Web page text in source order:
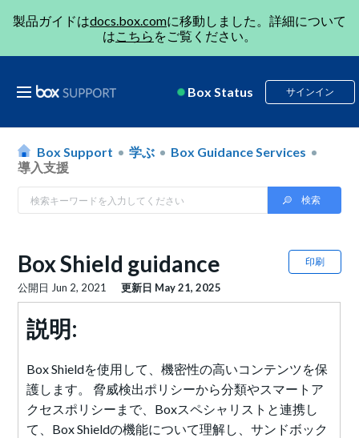
製品ガイドはdocs.box.comに移動しました。詳細について
はこちら をご覧ください。
Box Status サインイン
Box Support 学ぶ
Box Guidance Services
導入支援
印刷
Box Shield guidance
公開日 Jun 2, 2021 更新日 May 21, 2025
説明:
Box Shieldを使用して、機密性の高いコンテンツを保
護します。 脅威検出ポリシーから分類やスマートア
クセスポリシーまで、Boxスペシャリストと連携し
て、Box Shieldの機能について理解し、サンドボック